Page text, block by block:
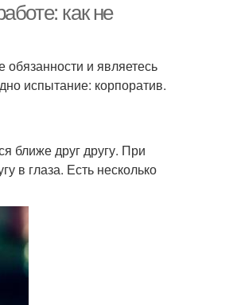
как не
и являетесь
испытание: корпоратив.
ближе друг другу. При
в глаза. Есть несколько